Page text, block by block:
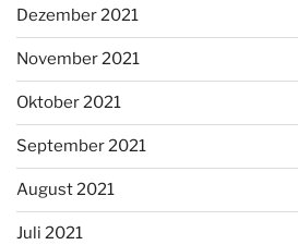
Dezember 2021
November 2021
Oktober 2021
September 2021
August 2021
Juli 2021